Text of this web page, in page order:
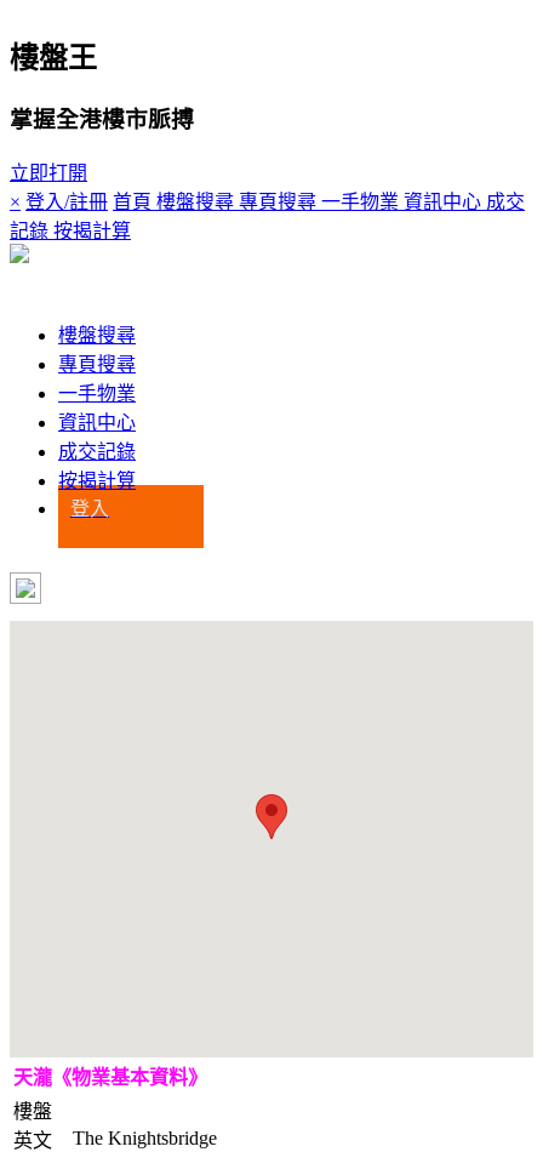
樓盤王
掌握全港樓市脈搏
立即打開
× 登入/註冊 首頁 樓盤搜尋 專頁搜尋 一手物業 資訊中心 成交
記錄 按揭計算
樓盤搜尋
專頁搜尋
一手物業
資訊中心
成交記錄
按揭計算
登入
天瀧《物業基本資料》
樓盤
英文
The Knightsbridge